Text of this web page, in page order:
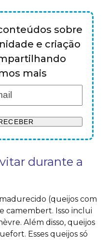
sobre
e criação
mais
durante a
(queijos com
camembert. Isso inclui
Além disso, queijos
Esses queijos só